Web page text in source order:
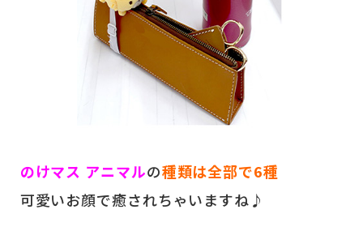
のけマス アニマルの種類は全部で6種
可愛いお顔で癒されちゃいますね♪